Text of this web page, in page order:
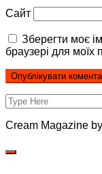
Сайт
Зберегти моє
браузері для моїх
Cream Magazine by